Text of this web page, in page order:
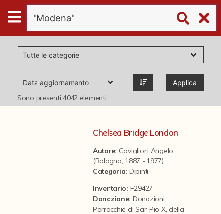
Digital
Humanities
Donazioni
Pubblicazioni
Il progetto Digital Humanities
Applica
Sono presenti4042 elementi
Chelsea Bridge London
Autore: Caviglioni Angelo
(Bologna, 1887 - 1977)
Categoria: Dipinti
Inventario: F29427
Donazione: Donazioni
Parrocchie di San Pio X, della